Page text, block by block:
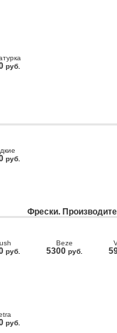
руб.
руб.
Фрески.
руб.
Beze
5300 руб.
руб.